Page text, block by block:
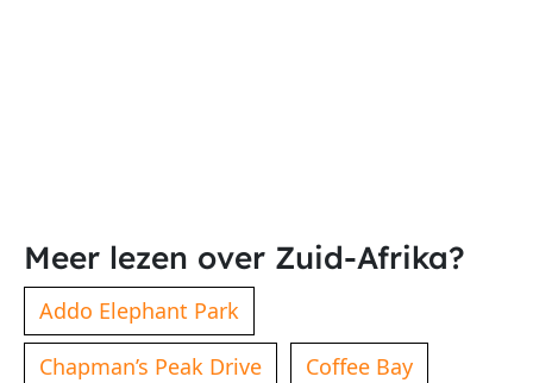
Meer lezen over Zuid-Afrika?
Addo Elephant Park
Chapman’s Peak Drive
Coffee Bay